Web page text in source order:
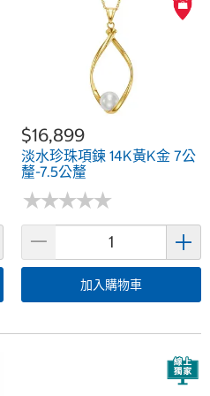
$16,899
淡水珍珠項鍊 14K黃K金 7公
釐-7.5公釐
★★★★★
★★★★★
加入購物車